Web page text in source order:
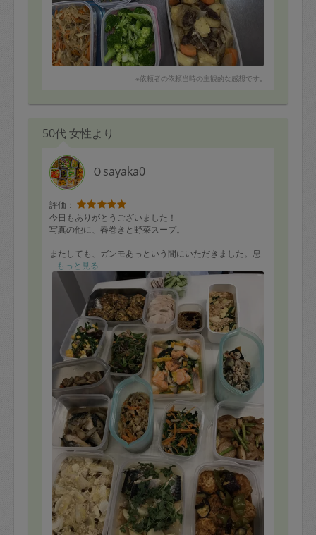
※依頼者の依頼当時の主観的な感想です。
50代 女性より
Ｏsayaka0
評価：
今日もありがとうございました！
写真の他に、春巻きと野菜スープ。
またしても、ガンモあっという間にいただきました。息
子もおやつにパクパクしてました。
野菜中心のおかずのリクエストに、いつも美味しく作っ
てくださりありがとうございます、
もっと見る